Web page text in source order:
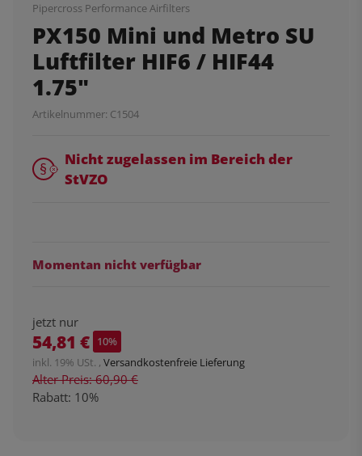
Pipercross Performance Airfilters
PX150 Mini und Metro SU
Luftfilter HIF6 / HIF44
1.75"
Artikelnummer: C1504
Nicht zugelassen im Bereich der
StVZO
Momentan nicht verfügbar
jetzt nur
54,81 € 10%
inkl. 19% USt. , Versandkostenfreie Lieferung
Alter Preis: 60,90 €
Rabatt: 10%